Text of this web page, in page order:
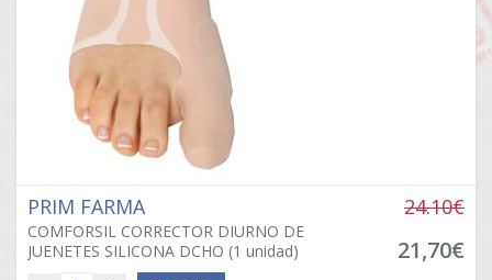
PRIM FARMA
COMFORSIL CORRECTOR DIURNO DE
JUENETES SILICONA DCHO (1 unidad)
24.10€
21,70€